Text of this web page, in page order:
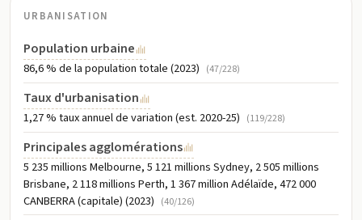
URBANISATION
Population urbaine
86,6 % de la population totale (2023) (47/228)
Taux d'urbanisation
1,27 % taux annuel de variation (est. 2020-25) (119/228)
Principales agglomérations
5 235 millions Melbourne, 5 121 millions Sydney, 2 505 millions
Brisbane, 2 118 millions Perth, 1 367 million Adélaïde, 472 000
CANBERRA (capitale) (2023) (40/126)